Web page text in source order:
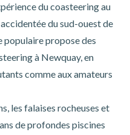
du coasteering au
du sud-ouest de
propose des
à Newquay, en
comme aux amateurs
les falaises rocheuses et
de profondes piscines